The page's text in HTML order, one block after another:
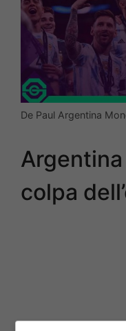
De Paul Argentina
colpa